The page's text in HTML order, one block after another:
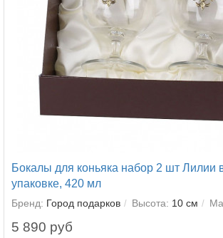
Бокалы для коньяка набор 2 шт Лилии
упаковке, 420 мл
Бренд: Город подарков Высота: 10 см
5 890 руб